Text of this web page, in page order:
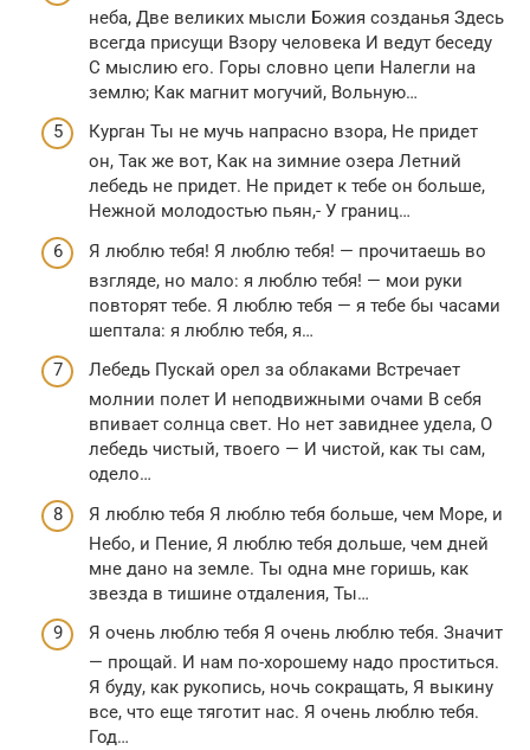
неба, Две великих мысли Божия созданья Здесь
всегда присущи Взору человека И ведут беседу
С мыслию его. Горы словно цепи Налегли на
землю; Как магнит могучий, Вольную…
Курган Ты не мучь напрасно взора, Не придет
он, Так же вот, Как на зимние озера Летний
лебедь не придет. Не придет к тебе он больше,
Нежной молодостью пьян,- У границ…
Я люблю тебя! Я люблю тебя! — прочитаешь во
взгляде, но мало: я люблю тебя! — мои руки
повторят тебе. Я люблю тебя — я тебе бы часами
шептала: я люблю тебя, я…
Лебедь Пускай орел за облаками Встречает
молнии полет И неподвижными очами В себя
впивает солнца свет. Но нет завиднее удела, О
лебедь чистый, твоего — И чистой, как ты сам,
одело…
Я люблю тебя Я люблю тебя больше, чем Море, и
Небо, и Пение, Я люблю тебя дольше, чем дней
мне дано на земле. Ты одна мне горишь, как
звезда в тишине отдаления, Ты…
Я очень люблю тебя Я очень люблю тебя. Значит
— прощай. И нам по-хорошему надо проститься.
Я буду, как рукопись, ночь сокращать, Я выкину
все, что еще тяготит нас. Я очень люблю тебя.
Год…